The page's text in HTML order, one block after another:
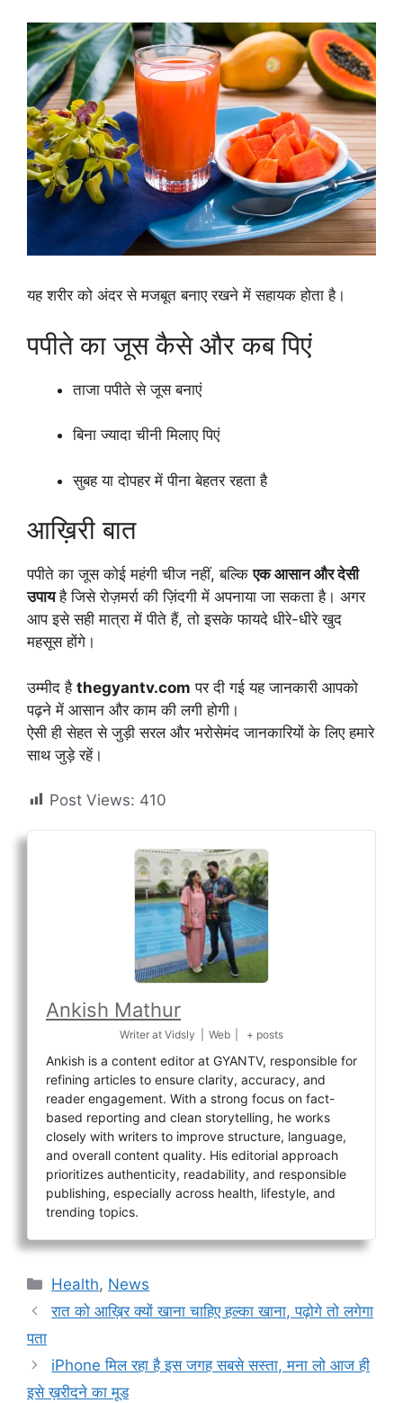
यह शरीर को अंदर से मजबूत बनाए रखने में सहायक होता है।
पपीते का जूस कैसे और कब पिएं
ताजा पपीते से जूस बनाएं
बिना ज्यादा चीनी मिलाए पिएं
सुबह या दोपहर में पीना बेहतर रहता है
आख़िरी बात
पपीते का जूस कोई महंगी चीज नहीं, बल्किएक आसान और देसी
उपायहै जिसे रोज़मर्रा की ज़िंदगी में अपनाया जा सकता है। अगर
आप इसे सही मात्रा में पीते हैं, तो इसके फायदे धीरे-धीरे खुद
महसूस होंगे।
उम्मीद है thegyantv.com पर दी गई यह जानकारी आपको
पढ़ने में आसान और काम की लगी होगी।
ऐसी ही सेहत से जुड़ी सरल और भरोसेमंद जानकारियों के लिए हमारे
साथ जुड़े रहें।
Post Views: 410
Ankish Mathur
Writer at Vidsly Web + posts
Ankish is a content editor at GYANTV, responsible for
refining articles to ensure clarity, accuracy, and
reader engagement. With a strong focus on fact-
based reporting and clean storytelling, he works
closely with writers to improve structure, language,
and overall content quality. His editorial approach
prioritizes authenticity, readability, and responsible
publishing, especially across health, lifestyle, and
trending topics.
Categories
Health, News
रात को आख़िर क्यों खाना चाहिए हल्का खाना, पढ़ोगे तो लगेगा
पता
iPhone मिल रहा है इस जगह सबसे सस्ता, मना लो आज ही
इसे ख़रीदने का मूड